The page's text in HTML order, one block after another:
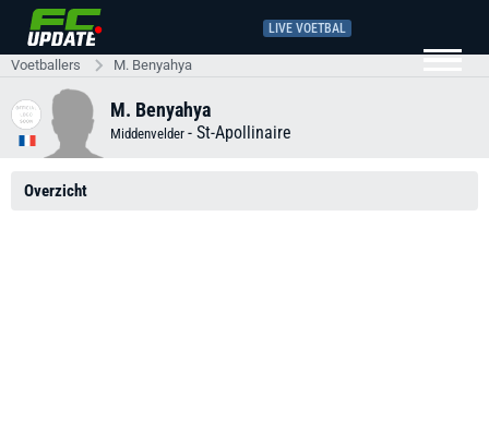
LIVE VOETBAL
Voetballers M. Benyahya
M. Benyahya
Middenvelder - St-Apollinaire
Overzicht